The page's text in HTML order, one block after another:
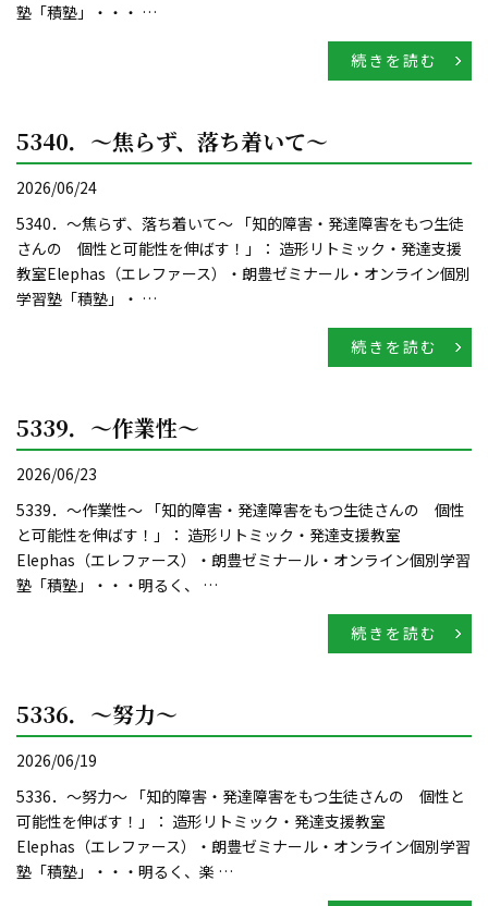
塾「積塾」・・・ …
続きを読む
5340．～焦らず、落ち着いて〜
2026/06/24
5340．～焦らず、落ち着いて〜 「知的障害・発達障害をもつ生徒
さんの 個性と可能性を伸ばす！」： 造形リトミック・発達支援
教室Elephas（エレファース）・朗豊ゼミナール・オンライン個別
学習塾「積塾」・ …
続きを読む
5339．～作業性〜
2026/06/23
5339．～作業性〜 「知的障害・発達障害をもつ生徒さんの 個性
と可能性を伸ばす！」： 造形リトミック・発達支援教室
Elephas（エレファース）・朗豊ゼミナール・オンライン個別学習
塾「積塾」・・・明るく、 …
続きを読む
5336．～努力〜
2026/06/19
5336．～努力〜 「知的障害・発達障害をもつ生徒さんの 個性と
可能性を伸ばす！」： 造形リトミック・発達支援教室
Elephas（エレファース）・朗豊ゼミナール・オンライン個別学習
塾「積塾」・・・明るく、楽 …